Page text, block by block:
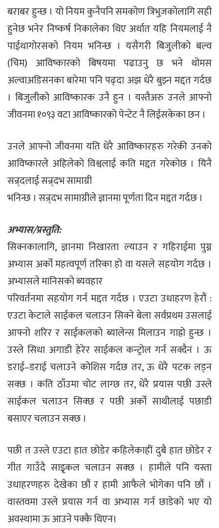
बराबर हुन्छ । यो नियम कुनैपनि समकोण त्रिभुजकोलागि सही
हुनेछ भनेर निष्कर्ष निकालेका थिए अर्थात यहि नियमलाई नै
पाईथागोरसको नियम भनिन्छ । यसैगरी बिजुलीको बल्व
(चिम) आविष्कारको बिषयमा पढाउनु छ भने थोमस
अल्वाअडिसनका बारेमा पनि पढ्दा अझ धेरै बुझ्न मद्दत गर्दछ
। बिजुलीको आविष्कारक उनै हुन । यस्तैअरु उनले आफ्नो
जीवनमा १०९३ वटा आविष्कारको पेन्टेट नै लिईसकेका छन ।
उनले आफ्नो जीवनमा यति धेरै आविष्कारहरु गरेकी उनको
आविष्कारले अहिलेको विश्वलाई कति मद्दत गरेकोछ । यिनै
सन्र्दलाई सन्र्दभ सामाग्री
भनिन्छ । सन्र्दभ सामाग्रीले ज्ञानमा पूर्णता दिन मद्दत गर्दछ ।
अभ्यास/प्रस्तुति:
सिक्नकालागि, ज्ञानमा निखारता ल्याउन र गहिराईमा पुग्न
अभ्यास अर्को महत्वपूर्ण तरिका हो वा यसले सहयोग गर्दछ ।
अभ्यासले मानिसको ब्यवहार
परिवर्तनमा सहयोग गर्न मद्दत गर्दछ । एउटा उधाहरण हेरौं :
एउटा केटाले साईकल चलाउन सिक्ने बेला सर्वप्रथम उसलाई
आफ्नो शरिर र साईकलको ब्यालेन्स मिलाउन गाह्रो हुन्छ ।
उस्ले सिधा अगाडी हेरेर साईकल कन्ट्रोल गर्न सक्दैन । ऊ
डराई–डराई चलाउने कोशिस गर्दछ तर, ऊ धेरै पटक लड्न
सक्छ । कति ठाँउमा चोट लाग्छ तर, धेरै प्रयास पछी उस्ले
साईकल चलाउन सिक्छ र पछी अर्को साथीलाई पछाडी
बसाएर चलाउन सक्छ ।
पछी त उस्ले एउटा हात छोडेर कहिलेकाहीं दुबै हात छोडेर र
गीत गाउँदै साइृकल चलाउन सक्छ । हामीले पनि यस्ता
उधाहरणहरु देखेका छौं र हामी आफैले भोगेका पनि छौं ।
वास्तवमा उस्ले प्रयास गर्न वा अभ्यास गर्न छाडेको भए यो
अवस्थामा ऊ आउने पक्कै थिएन।